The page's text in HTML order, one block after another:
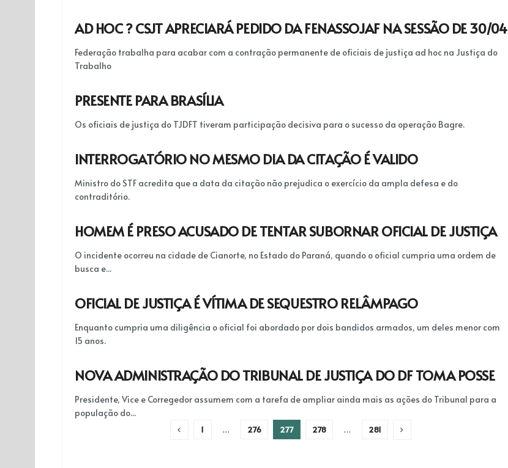
AD HOC ? CSJT APRECIARÁ PEDIDO DA FENASSOJAF NA SESSÃO DE 30/04
Federação trabalha para acabar com a contração permanente de oficiais de justiça ad hoc na Justiça do
Trabalho
PRESENTE PARA BRASÍLIA
Os oficiais de justiça do TJDFT tiveram participação decisiva para o sucesso da operação Bagre.
INTERROGATÓRIO NO MESMO DIA DA CITAÇÃO É VALIDO
Ministro do STF acredita que a data da citação não prejudica o exercício da ampla defesa e do
contraditório.
HOMEM É PRESO ACUSADO DE TENTAR SUBORNAR OFICIAL DE JUSTIÇA
O incidente ocorreu na cidade de Cianorte, no Estado do Paraná, quando o oficial cumpria uma ordem de
busca e...
OFICIAL DE JUSTIÇA É VÍTIMA DE SEQUESTRO RELÂMPAGO
Enquanto cumpria uma diligência o oficial foi abordado por dois bandidos armados, um deles menor com
15 anos.
NOVA ADMINISTRAÇÃO DO TRIBUNAL DE JUSTIÇA DO DF TOMA POSSE
Presidente, Vice e Corregedor assumem com a tarefa de ampliar ainda mais as ações do Tribunal para a
população do...
1 … 276 277 278 … 281